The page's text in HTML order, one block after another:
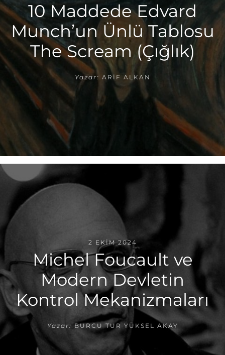
10 Maddede Edvard
Munch’un Ünlü Tablosu
The Scream (Çığlık)
Yazar: ARIF ALKAN
2 EKIM 2024
Michel Foucault ve
Modern Devletin
Kontrol Mekanizmaları
Yazar: BURCU TUR YÜKSEL AKAY